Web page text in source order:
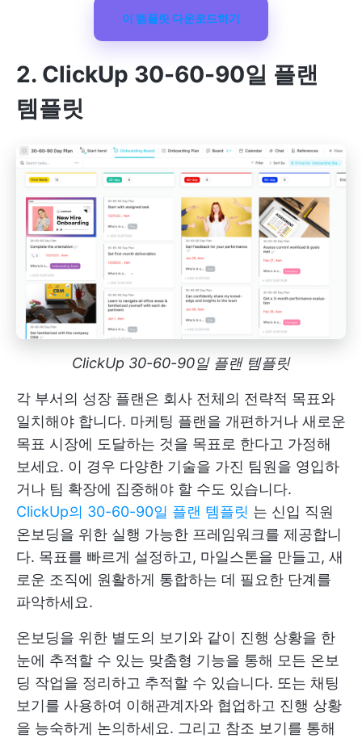
이 템플릿 다운로드하기
2. ClickUp 30-60-90일 플랜
템플릿
ClickUp 30-60-90일 플랜 템플릿
각 부서의 성장 플랜은 회사 전체의 전략적 목표와
일치해야 합니다. 마케팅 플랜을 개편하거나 새로운
목표 시장에 도달하는 것을 목표로 한다고 가정해
보세요. 이 경우 다양한 기술을 가진 팀원을 영입하
거나 팀 확장에 집중해야 할 수도 있습니다.
ClickUp의 30-60-90일 플랜 템플릿 는 신입 직원
온보딩을 위한 실행 가능한 프레임워크를 제공합니
다. 목표를 빠르게 설정하고, 마일스톤을 만들고, 새
로운 조직에 원활하게 통합하는 데 필요한 단계를
파악하세요.
온보딩을 위한 별도의 보기와 같이 진행 상황을 한
눈에 추적할 수 있는 맞춤형 기능을 통해 모든 온보
딩 작업을 정리하고 추적할 수 있습니다. 또는 채팅
보기를 사용하여 이해관계자와 협업하고 진행 상황
을 능숙하게 논의하세요. 그리고 참조 보기를 통해